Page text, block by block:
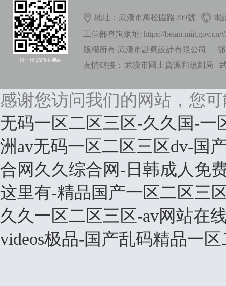
掃一掃 訪問手機站
地址：武漢市萬松園路209號
電
工信部查詢網址: https://beian.miit.gov.cn/
版權所有 武漢市勘察設計有限公司
友情鏈接： 武漢市國土資源和規劃局
感谢您访问我们的网站，您
无码一区二区三区-久久国-一
洲av无码一区二区三区dv-国
合网久久综合网-日韩成人免
这里有-精品国产一区二区三
久久一区二区三区-av网站在
videos极品-国产乱码精品一